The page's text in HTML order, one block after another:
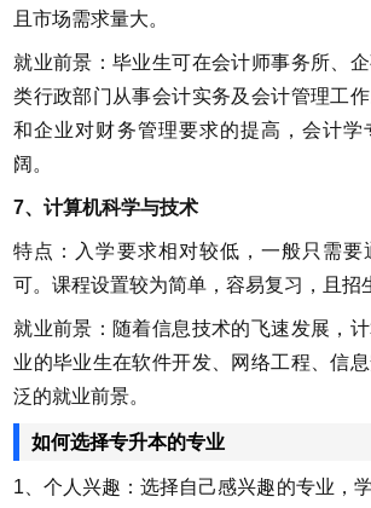
且市场需求量大。
就业前景：毕业生可在会计师事务所、
类行政部门从事会计实务及会计管理工
和企业对财务管理要求的提高，会计学
阔。
7、计算机科学与技术
特点：入学要求相对较低，一般只需要
可。课程设置较为简单，容易复习，且招
就业前景：随着信息技术的飞速发展，
业的毕业生在软件开发、网络工程、信
泛的就业前景。
如何选择专升本的专业
1、个人兴趣：选择自己感兴趣的专业，